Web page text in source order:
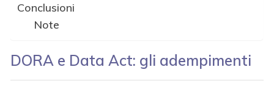
Conclusioni
Note
DORA e Data Act: gli adempimenti